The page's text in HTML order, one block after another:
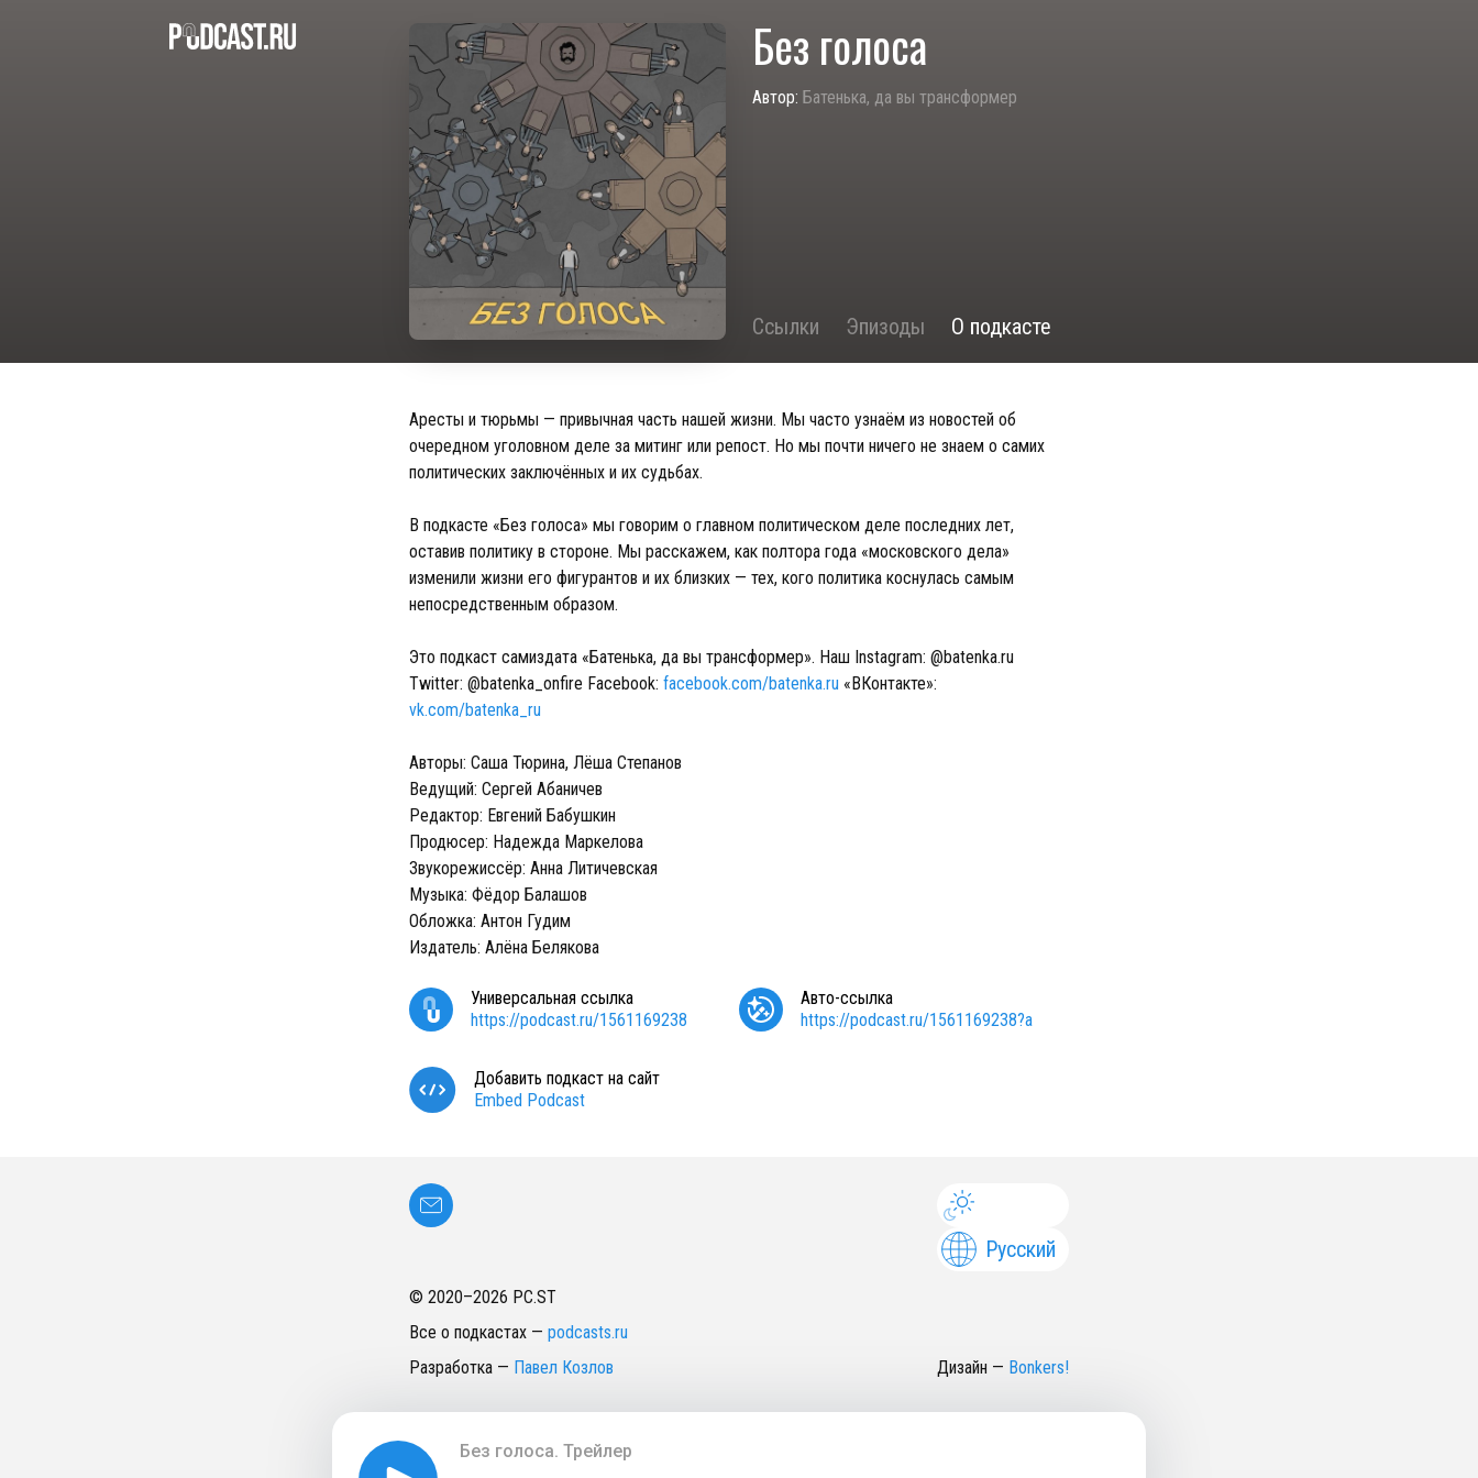
Без голоса
Автор: Батенька, да вы трансформер
Ссылки Эпизоды О подкасте
Аресты и тюрьмы — привычная часть нашей жизни. Мы часто узнаём из новостей об
очередном уголовном деле за митинг или репост. Но мы почти ничего не знаем о самих
политических заключённых и их судьбах.
В подкасте «Без голоса» мы говорим о главном политическом деле последних лет,
оставив политику в стороне. Мы расскажем, как полтора года «московского дела»
изменили жизни его фигурантов и их близких — тех, кого политика коснулась самым
непосредственным образом.
Это подкаст самиздата «Батенька, да вы трансформер». Наш Instagram: @batenka.ru
Twitter: @batenka_onfire Facebook: facebook.com/batenka.ru «ВКонтакте»:
vk.com/batenka_ru
Авторы: Саша Тюрина, Лёша Степанов
Ведущий: Сергей Абаничев
Редактор: Евгений Бабушкин
Продюсер: Надежда Маркелова
Звукорежиссёр: Анна Литичевская
Музыка: Фёдор Балашов
Обложка: Антон Гудим
Издатель: Алёна Белякова
Универсальная ссылка
https://podcast.ru/1561169238
Авто-ссылка
https://podcast.ru/1561169238?a
Добавить подкаст на сайт
Embed Podcast
Русский
© 2020–2026 PC.ST
Все о подкастах — podcasts.ru
Разработка — Павел Козлов Дизайн — Bonkers!
Без голоса. Трейлер